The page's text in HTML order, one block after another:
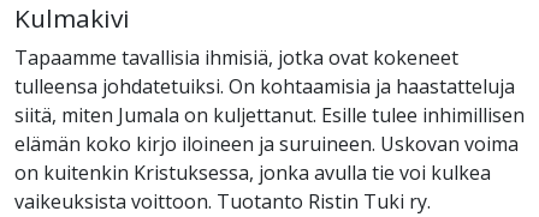
Kulmakivi
Tapaamme tavallisia ihmisiä, jotka ovat kokeneet
tulleensa johdatetuiksi. On kohtaamisia ja haastatteluja
siitä, miten Jumala on kuljettanut. Esille tulee inhimillisen
elämän koko kirjo iloineen ja suruineen. Uskovan voima
on kuitenkin Kristuksessa, jonka avulla tie voi kulkea
vaikeuksista voittoon. Tuotanto Ristin Tuki ry.